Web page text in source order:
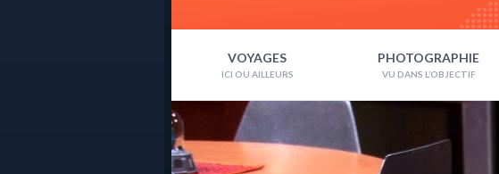
VOYAGES PHOTOGRAPHIE